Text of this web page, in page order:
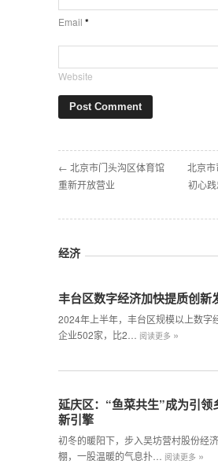
Email *
Website
← 北京市门头沟区体育馆
重新开放营业
北京市
初心
经济
丰台区数字经济加快提质创新
2024年上半年，丰台区规模以上数字
企业502家，比2…
阅读更多 »
延庆区：“鱼菜共生”成为引领
新引擎
初冬的暖阳下，步入吴坊营村股份经
棚，一股温暖的气息扑…
阅读更多 »